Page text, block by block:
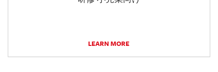
LEARN MORE